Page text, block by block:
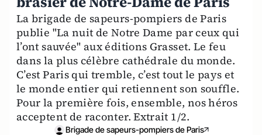
La brigade de sapeurs-pompiers de Paris
publie "La nuit de Notre Dame par ceux qui
l’ont sauvée" aux éditions Grasset. Le feu
dans la plus célèbre cathédrale du monde.
C’est Paris qui tremble, c’est tout le pays et
le monde entier qui retiennent son souffle.
Pour la première fois, ensemble, nos héros
acceptent de raconter. Extrait 1/2.
Brigade de sapeurs-pompiers de Paris